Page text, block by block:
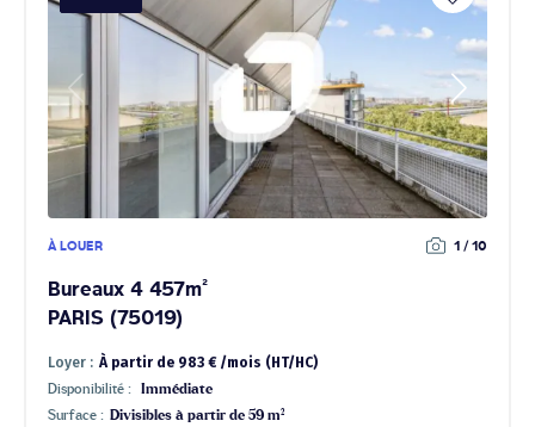
À LOUER 1 / 10
Bureaux 4 457m²
PARIS (75019)
Loyer : À partir de 983 € /mois (HT/HC)
Disponibilité :
Immédiate
Surface : Divisibles à partir de 59 m²